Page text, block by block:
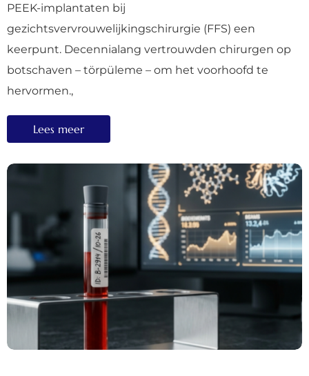
PEEK-implantaten bij
gezichtsvervrouwelijkingschirurgie (FFS) een
keerpunt. Decennialang vertrouwden chirurgen op
botschaven – törpüleme – om het voorhoofd te
hervormen.,
Lees meer